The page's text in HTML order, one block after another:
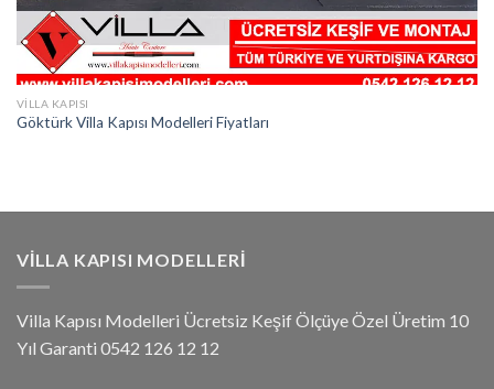
VILLA KAPISI
Göktürk Villa Kapısı Modelleri Fiyatları
VILLA KAPISI MODELLERI
Villa Kapısı Modelleri Ücretsiz Keşif Ölçüye Özel Üretim 10
Yıl Garanti 0542 126 12 12